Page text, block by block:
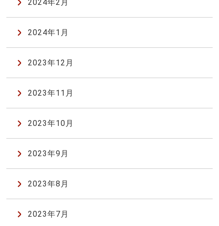
2024年2月
2024年1月
2023年12月
2023年11月
2023年10月
2023年9月
2023年8月
2023年7月